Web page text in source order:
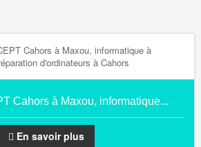
Cahors à Maxou, informatique...
En savoir plus